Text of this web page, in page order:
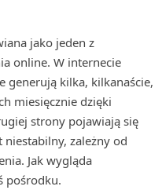
jako jeden z
online. W internecie
generują kilka, kilkanaście,
miesięcznie dzięki
strony pojawiają się
niestabilny, zależny od
Jak wygląda
pośrodku.